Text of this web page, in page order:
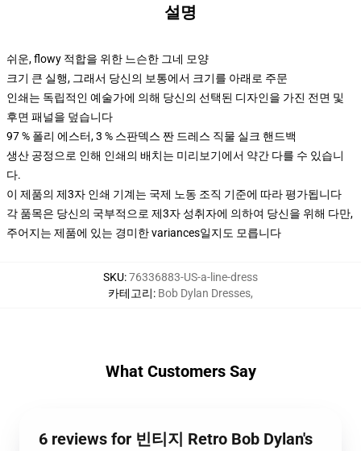
설명
쉬운, flowy 적합을 위한 느슨한 그네 모양
크기 큰 실행, 그래서 당신의 보통에서 크기를 아래로 주문
인쇄는 독립적인 예술가에 의해 당신의 선택된 디자인을 가진 전면 및
후면 패널을 덮습니다
97 % 폴리 에스터, 3 % 스판덱스 짠 드레스 직물 실크 핸드백
생산 공정으로 인해 인쇄의 배치는 미리보기에서 약간 다를 수 있습니
다.
이 제품의 제3자 인쇄 기계는 국제 노동 조직 기준에 따라 평가됩니다
각 품목은 당신의 국부적으로 제3자 성취자에 의하여 당신을 위해 다만,
주어지는 제품에 있는 경미한 variances일지도 모릅니다
SKU:76336883-US-a-line-dress
카테고리: Bob Dylan Dresses,
What Customers Say
6 reviews for 빈티지 Retro Bob Dylan's